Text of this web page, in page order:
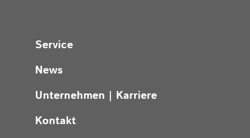
Service
News
Unternehmen | Karriere
Kontakt